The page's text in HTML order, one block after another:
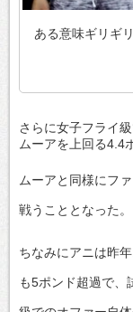
ある意味ギリギ
さらに女子フライ
ムーアを上回る4.4
ムーアと同様にフ
戦うこととなった。
ちなみにアニは昨
も5ポンド超過で、